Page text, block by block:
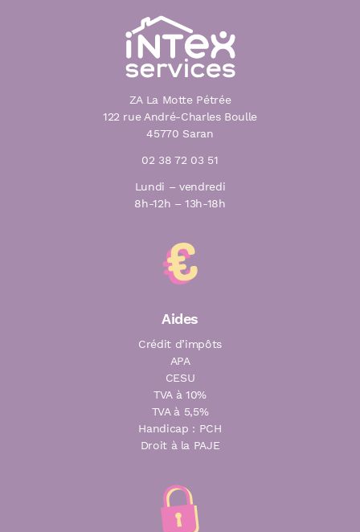
ZA La Motte Pétrée
122 rue André-Charles Boulle
45770 Saran
02 38 72 03 51
Lundi – vendredi
8h-12h – 13h-18h
Aides
Crédit d’impôts
APA
CESU
TVA à 10%
TVA à 5,5%
Handicap : PCH
Droit à la PAJE